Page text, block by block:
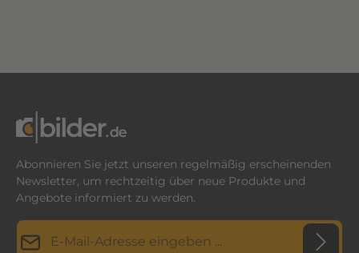
Abonnieren Sie jetzt unseren regelmäßig erscheinenden
Newsletter, um rechtzeitig über neue Produkte und
Angebote informiert zu werden.
E-Mail-Adresse*